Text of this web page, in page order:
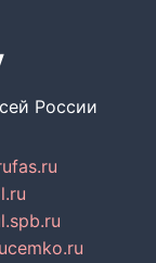
России
fas.ru
cemko.ru